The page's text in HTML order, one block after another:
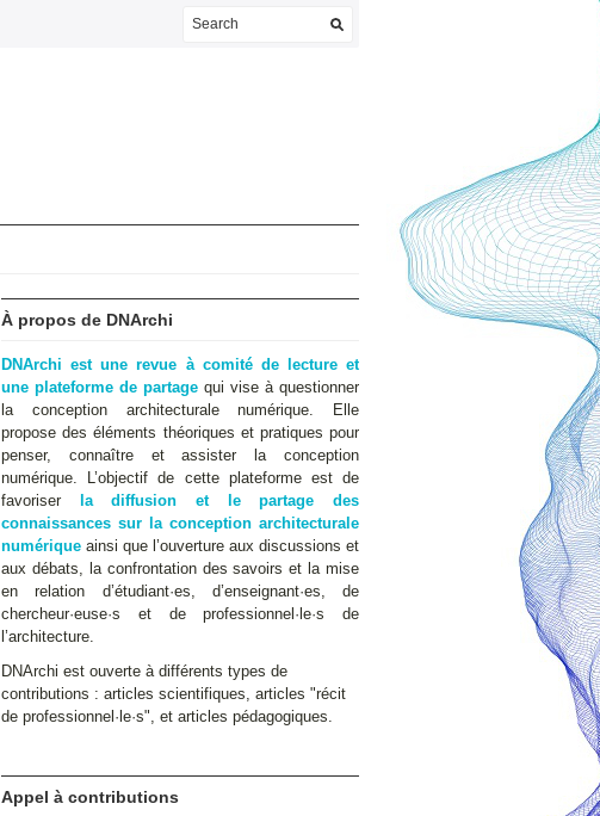
À propos de DNArchi
DNArchi est une revue à comité de lecture et
une plateforme de partage qui vise à questionner
la conception architecturale numérique. Elle
propose des éléments théoriques et pratiques pour
penser, connaître et assister la conception
numérique. L’objectif de cette plateforme est de
favoriser
la diffusion et le partage des
connaissances sur la conception architecturale
numérique ainsi que l’ouverture aux discussions et
aux débats, la confrontation des savoirs et la mise
en relation d’étudiant·es, d’enseignant·es, de
chercheur·euse·s et de professionnel·le·s de
l’architecture.
DNArchi est ouverte à différents types de
contributions : articles scientifiques, articles "récit
de professionnel·le·s", et articles pédagogiques.
Appel à contributions